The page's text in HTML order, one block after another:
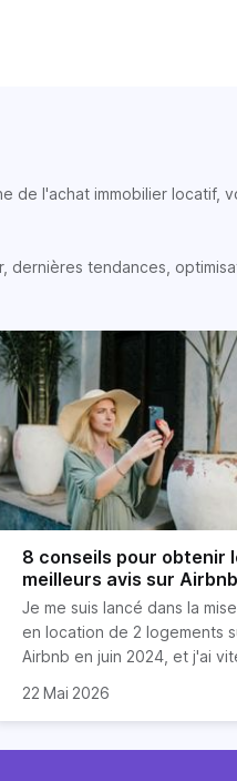
de l'achat immobilier locatif,
dernières tendances,
8 conseils pour obtenir
meilleurs avis sur Airbnb
Je me suis lancé dans la mise
en location de 2 logements
Airbnb en juin 2024, et j'ai
exceptionnels, une
étoiles de la part de vos
22 Mai 2026